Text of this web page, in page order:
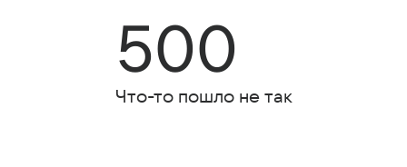
500
Что-то пошло не так